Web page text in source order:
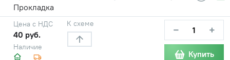
Прокладка
Наличие
Цена с НДС
40 руб.
К схеме − +
Купить